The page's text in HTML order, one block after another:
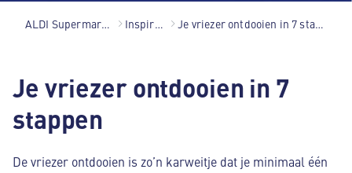
ALDI Supermarkten Inspiratie Je vriezer ontdooien in 7 stappen
Je vriezer ontdooien in 7
stappen
De vriezer ontdooien is zo’n karweitje dat je minimaal één